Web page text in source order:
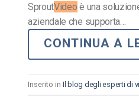
SproutVideo è una
aziendale che supporta…
CONTINUA A
Inserito in Il blog degli esperti di